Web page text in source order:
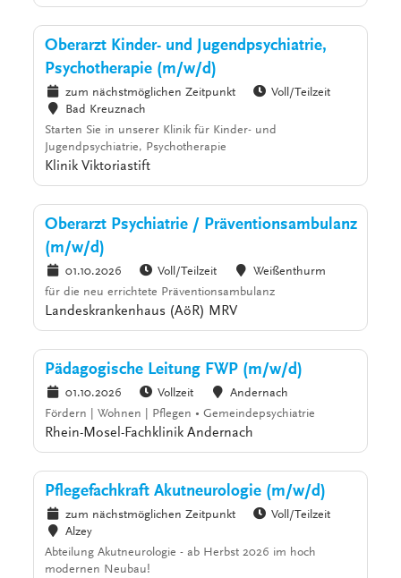
Oberarzt Kinder- und Jugendpsychiatrie,
Psychotherapie (m/w/d)
zum nächstmöglichen Zeitpunkt
Voll/Teilzeit
Bad Kreuznach
Starten Sie in unserer Klinik für Kinder- und
Jugendpsychiatrie, Psychotherapie
Klinik Viktoriastift
Oberarzt Psychiatrie / Präventionsambulanz
(m/w/d)
01.10.2026 Voll/Teilzeit
Weißenthurm
für die neu errichtete Präventionsambulanz
Landeskrankenhaus (AöR) MRV
Pädagogische Leitung FWP (m/w/d)
01.10.2026 Vollzeit
Andernach
Fördern | Wohnen | Pflegen • Gemeindepsychiatrie
Rhein-Mosel-Fachklinik Andernach
Pflegefachkraft Akutneurologie (m/w/d)
zum nächstmöglichen Zeitpunkt
Voll/Teilzeit
Alzey
Abteilung Akutneurologie - ab Herbst 2026 im hoch
modernen Neubau!